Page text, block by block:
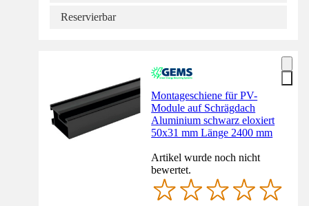
Reservierbar
Montageschiene für PV-
Module auf Schrägdach
Aluminium schwarz eloxiert
50x31 mm Länge 2400 mm
Artikel wurde noch nicht
bewertet.